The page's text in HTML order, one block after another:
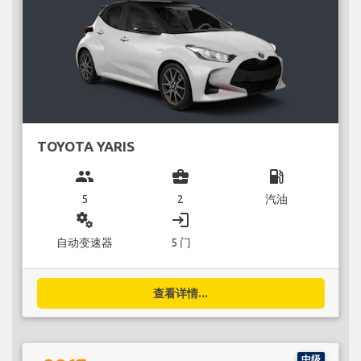
TOYOTA YARIS
group
5
business_center
2
local_gas_station
汽油
miscellaneous_services
自动变速器
login
5 门
查看详情...
中级